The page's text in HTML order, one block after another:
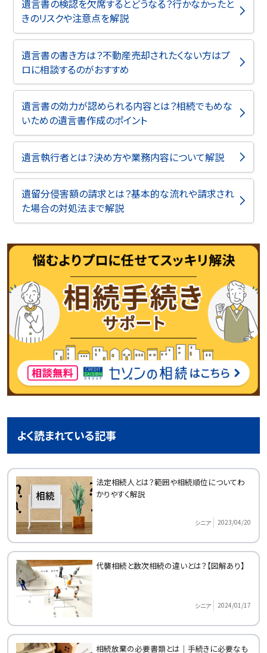
遺言書の検認を欠席するとどうなる？行かなかったと
きのリスクや注意点を解説
遺言書の書き方は？不動産売却されたくない方はプ
ロに相談するのがおすすめ
遺言書の効力が認められる内容とは？相続でもめな
いための遺言書作成のポイント
遺言執行者とは？決め方や業務内容について解説
遺留分侵害額の請求とは？基本的な流れや請求され
た場合の対処法まで解説
よく読まれている記事
法定相続人とは？範囲や相続順位についてわ
かりやすく解説
シニア 2023/04/20
代襲相続と数次相続の違いとは？【図解あり】
シニア 2024/01/17
相続放棄の必要書類とは｜手続きに必要なも